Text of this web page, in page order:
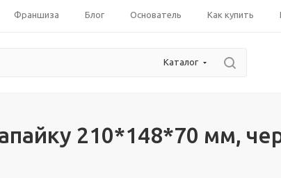
Франшиза Блог Основатель Как купить
Каталог
210*148*70 мм,